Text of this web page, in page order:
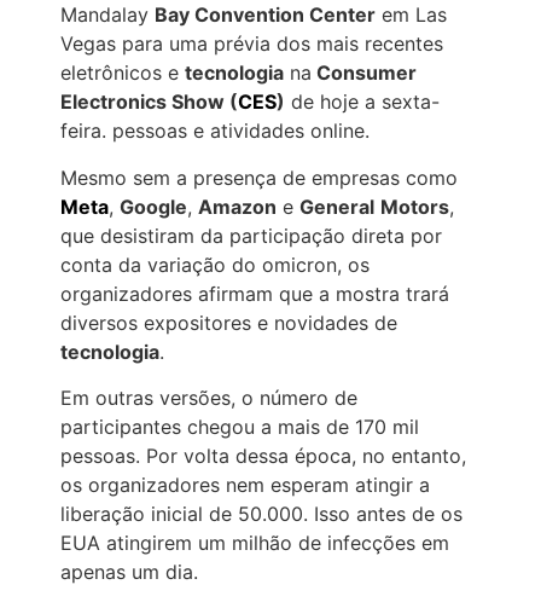
Mandalay Bay Convention Center em Las
Vegas para uma prévia dos mais recentes
eletrônicos e tecnologia na Consumer
Electronics Show (CES) de hoje a sexta-
feira. pessoas e atividades online.
Mesmo sem a presença de empresas como
Meta, Google, Amazon e General Motors,
que desistiram da participação direta por
conta da variação do omicron, os
organizadores afirmam que a mostra trará
diversos expositores e novidades de
tecnologia.
Em outras versões, o número de
participantes chegou a mais de 170 mil
pessoas. Por volta dessa época, no entanto,
os organizadores nem esperam atingir a
liberação inicial de 50.000. Isso antes de os
EUA atingirem um milhão de infecções em
apenas um dia.